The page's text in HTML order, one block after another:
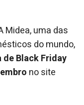
Midea, uma das
do mundo,
de Black Friday
no site